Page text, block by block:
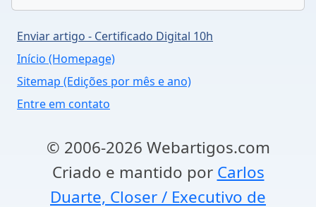
Enviar artigo - Certificado Digital 10h
Início (Homepage)
Sitemap (Edições por mês e ano)
Entre em contato
© 2006-2026 Webartigos.com
Criado e mantido por Carlos
Duarte, Closer / Executivo de